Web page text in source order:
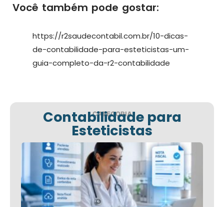
Você também pode gostar:
https://r2saudecontabil.com.br/10-dicas-
de-contabilidade-para-esteticistas-um-
guia-completo-da-r2-contabilidade
CATEGORIA
Contabilidade para
Esteticistas